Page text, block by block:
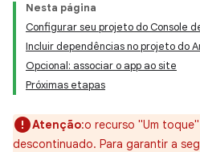
Nesta página
Configurar seu projeto do Console
Incluir dependências no projeto do
Opcional: associar o app ao site
Próximas etapas
Atenção:o recurso "Um
descontinuado. Para garantir a